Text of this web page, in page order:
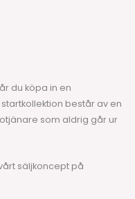
du köpa in en
består av en
som aldrig går ur
säljkoncept på